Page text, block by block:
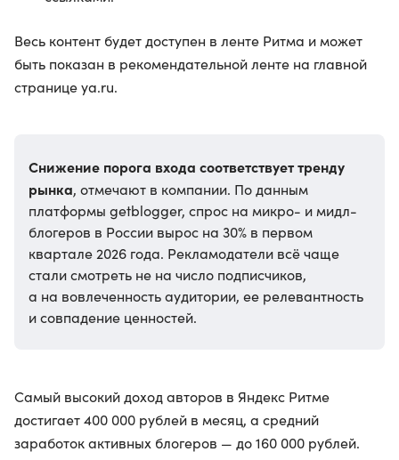
Весь контент будет доступен в ленте Ритма и может
быть показан в рекомендательной ленте на главной
странице ya.ru.
Снижение порога входа соответствует тренду
рынка, отмечают в компании. По данным
платформы getblogger, спрос на микро- и мидл-
блогеров в России вырос на 30% в первом
квартале 2026 года. Рекламодатели всё чаще
стали смотреть не на число подписчиков,
а на вовлеченность аудитории, ее релевантность
и совпадение ценностей.
Самый высокий доход авторов в Яндекс Ритме
достигает 400 000 рублей в месяц, а средний
заработок активных блогеров — до 160 000 рублей.